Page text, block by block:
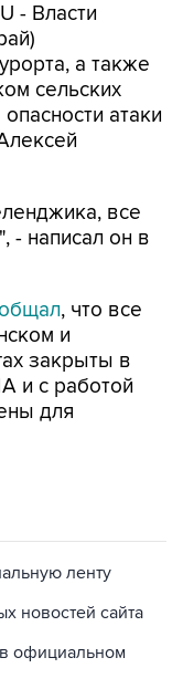
- Власти
а также
сельских
атаки
все
- написал он в
, что все
и
закрыты в
и с работой
для
ленту
новостей сайта
официальном